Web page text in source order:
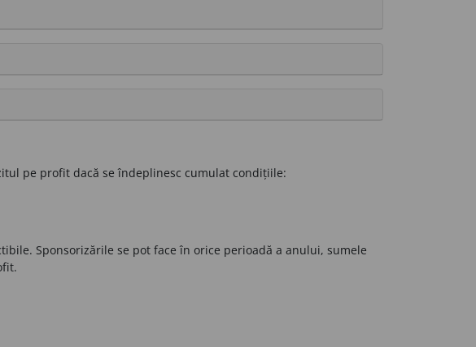
pe profit dacă se îndeplinesc cumulat condițiile:
Sponsorizările se pot face în orice perioadă a anului, sumele